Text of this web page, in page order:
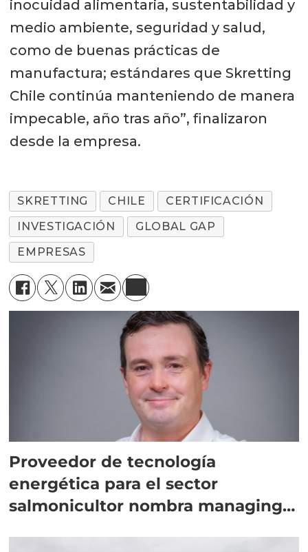
inocuidad alimentaria, sustentabilidad y
medio ambiente, seguridad y salud,
como de buenas prácticas de
manufactura; estándares que Skretting
Chile continúa manteniendo de manera
impecable, año tras año”, finalizaron
desde la empresa.
SKRETTING CHILE
CERTIFICACIÓN
INVESTIGACIÓN
GLOBAL GAP
EMPRESAS
Proveedor de tecnología
energética para el sector
salmonicultor nombra managing